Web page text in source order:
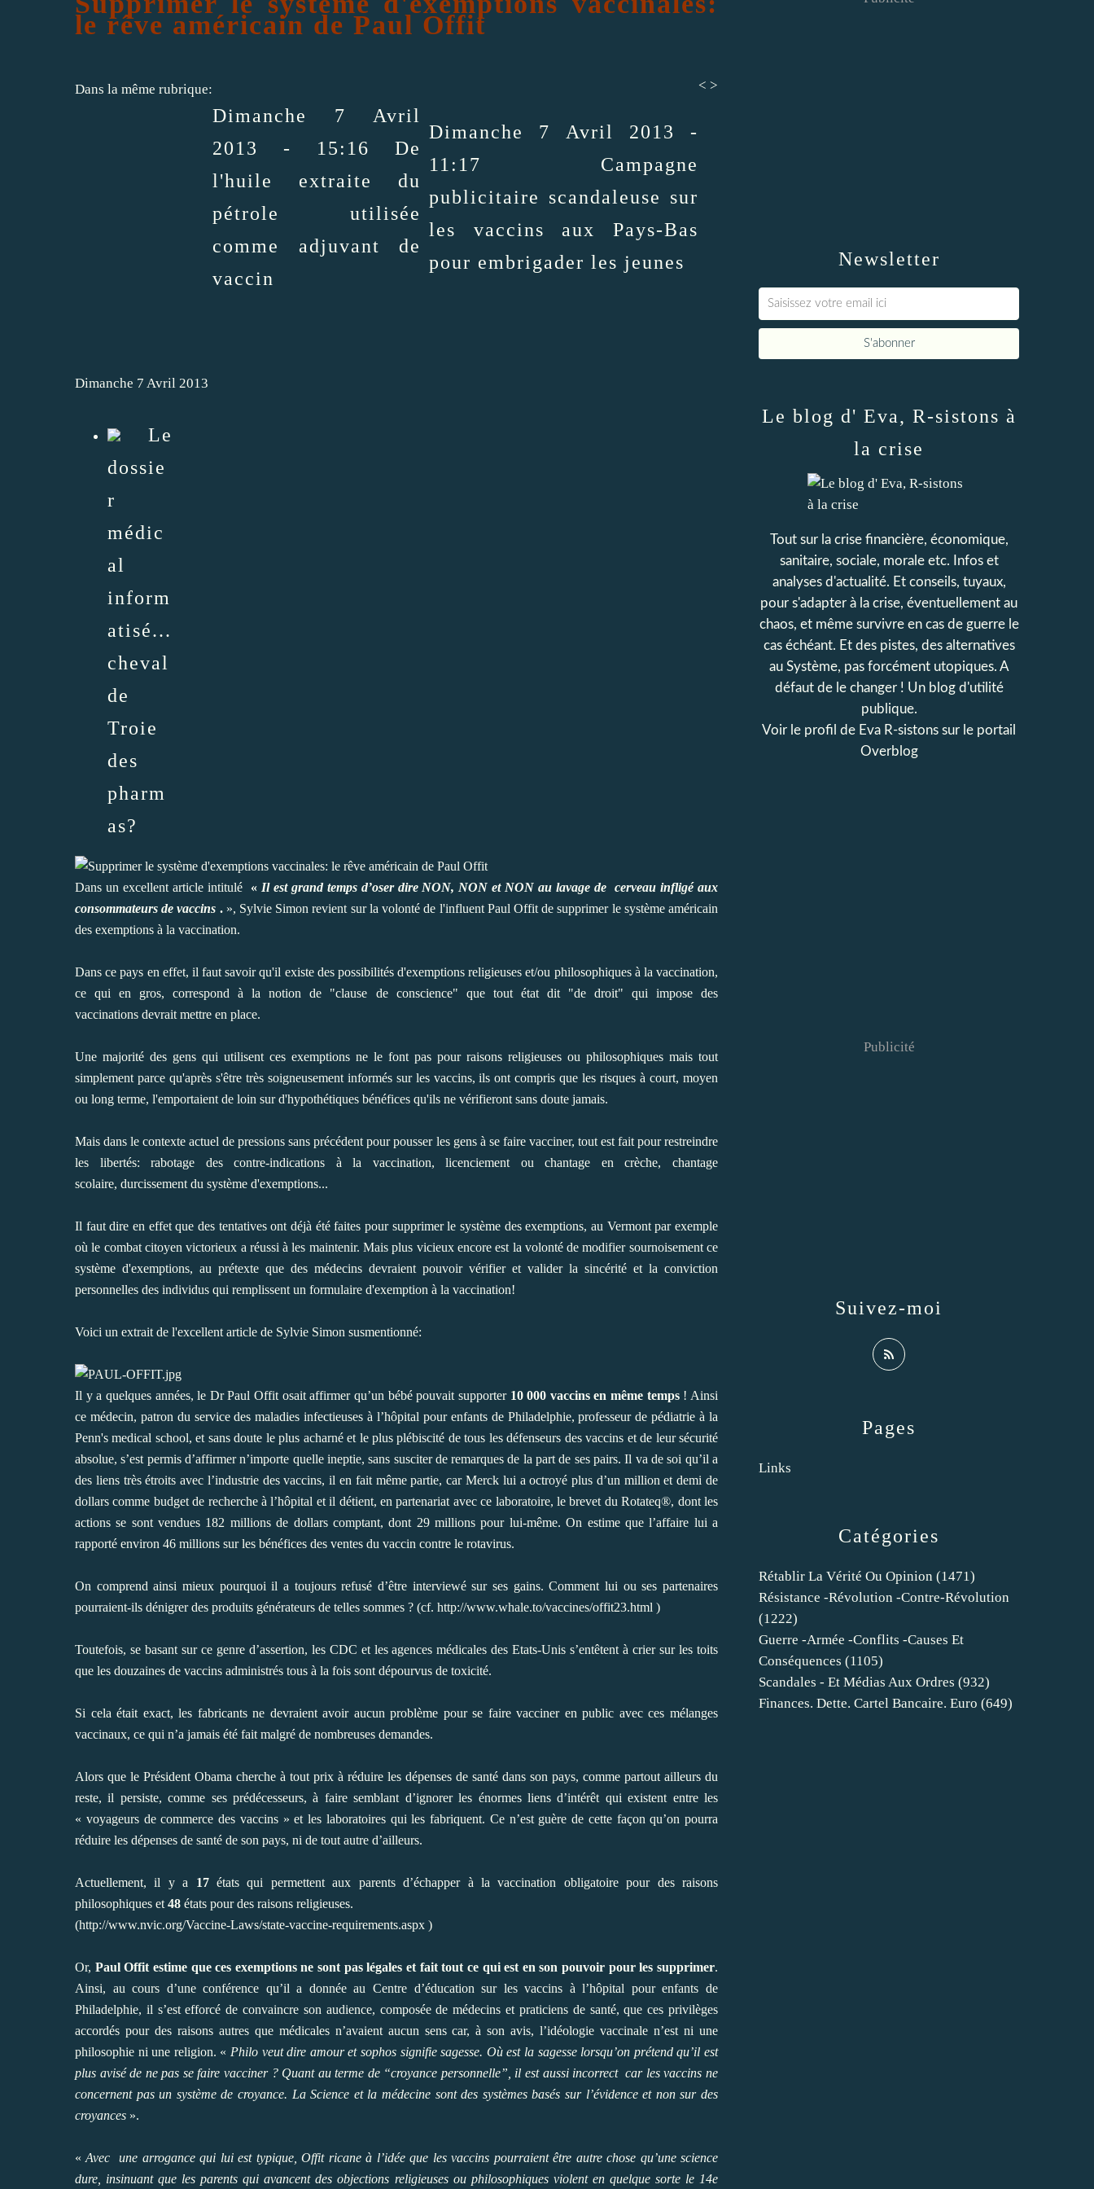
le rêve américain de Paul Offit
Dans la même rubrique: < >
Dimanche 7 Avril
2013 - 15:16
De
l'huile extraite du
pétrole utilisée
comme adjuvant de
vaccin
Dimanche 7 Avril 2013 -
11:17
Campagne
publicitaire scandaleuse sur
les vaccins aux Pays-Bas
pour embrigader les jeunes
Dimanche 7 Avril 2013
Le
dossie
r
médic
al
inform
atisé...
cheval
de
Troie
des
pharm
as?
Dans un excellent article intitulé « Il est grand temps d’oser dire NON, NON et NON au lavage de cerveau infligé aux
consommateurs de vaccins . », Sylvie Simon revient sur la volonté de l'influent Paul Offit de supprimer le système américain
des exemptions à la vaccination.
Dans ce pays en effet, il faut savoir qu'il existe des possibilités d'exemptions religieuses et/ou philosophiques à la vaccination,
ce qui en gros, correspond à la notion de "clause de conscience" que tout état dit "de droit" qui impose des
vaccinations devrait mettre en place.
Une majorité des gens qui utilisent ces exemptions ne le font pas pour raisons religieuses ou philosophiques mais tout
simplement parce qu'après s'être très soigneusement informés sur les vaccins, ils ont compris que les risques à court, moyen
ou long terme, l'emportaient de loin sur d'hypothétiques bénéfices qu'ils ne vérifieront sans doute jamais.
Mais dans le contexte actuel de pressions sans précédent pour pousser les gens à se faire vacciner, tout est fait pour restreindre
les libertés: rabotage des contre-indications à la vaccination,licenciement ou chantage en crèche,chantage
scolaire, durcissement du système d'exemptions...
Il faut dire en effet que des tentatives ont déjà été faites pour supprimer le système des exemptions, au Vermont par exemple
où le combat citoyen victorieux a réussi à les maintenir. Mais plus vicieux encore est la volonté demodifier sournoisement ce
système d'exemptions, au prétexte que des médecins devraient pouvoir vérifier et valider la sincérité et la conviction
personnelles des individus qui remplissent un formulaire d'exemption à la vaccination!
Voici un extrait de l'excellent article de Sylvie Simon susmentionné:
Il y a quelques années, le Dr Paul Offit osait affirmer qu’un bébé pouvait supporter 10 000 vaccins en même temps! Ainsi
ce médecin, patron du service des maladies infectieuses à l’hôpital pour enfants de Philadelphie, professeur de pédiatrie à la
Penn's medical school, et sans doute le plus acharné et le plus plébiscité de tous les défenseurs des vaccins et de leur sécurité
absolue, s’est permis d’affirmer n’importe quelle ineptie, sans susciter de remarques de la part de ses pairs. Il va de soi qu’il a
des liens très étroits avec l’industrie des vaccins, il en fait même partie, car Merck lui a octroyé plus d’un million et demi de
dollars comme budget de recherche à l’hôpital et il détient, en partenariat avec ce laboratoire, le brevet du Rotateq®, dont les
actions se sont vendues 182 millions de dollars comptant, dont 29 millions pour lui-même. On estime que l’affaire lui a
rapporté environ 46 millions sur les bénéfices des ventes du vaccin contre le rotavirus.
On comprend ainsi mieux pourquoi il a toujours refusé d’être interviewé sur ses gains. Comment lui ou ses partenaires
pourraient-ils dénigrer des produits générateurs de telles sommes ? (cf. http://www.whale.to/vaccines/offit23.html )
Toutefois, se basant sur ce genre d’assertion, les CDC et les agences médicales des Etats-Unis s’entêtent à crier sur les toits
que les douzaines de vaccins administrés tous à la fois sont dépourvus de toxicité.
Si cela était exact, les fabricants ne devraient avoir aucun problème pour se faire vacciner en public avec ces mélanges
vaccinaux, ce qui n’a jamais été fait malgré de nombreuses demandes.
Alors que le Président Obama cherche à tout prix à réduire les dépenses de santé dans son pays, comme partout ailleurs du
reste, il persiste, comme ses prédécesseurs, à faire semblant d’ignorer les énormes liens d’intérêt qui existent entre les
« voyageurs de commerce des vaccins » et les laboratoires qui les fabriquent. Ce n’est guère de cette façon qu’on pourra
réduire les dépenses de santé de son pays, ni de tout autre d’ailleurs.
Actuellement, il y a 17états qui permettent aux parents d’échapper à la vaccination obligatoire pour des raisons
philosophiques et 48 états pour des raisons religieuses.
(http://www.nvic.org/Vaccine-Laws/state-vaccine-requirements.aspx )
Or, Paul Offit estime que ces exemptions ne sont pas légales et fait tout ce qui est en son pouvoir pour les supprimer.
Ainsi, au cours d’une conférence qu’il a donnée au Centre d’éducation sur les vaccins à l’hôpital pour enfants de
Philadelphie, il s’est efforcé de convaincre son audience, composée de médecins et praticiens de santé, que ces privilèges
accordés pour des raisons autres que médicales n’avaient aucun sens car, à son avis, l’idéologie vaccinale n’est ni une
philosophie ni une religion. « Philo veut dire amour et sophos signifie sagesse. Où est la sagesse lorsqu’on prétend qu’il est
plus avisé de ne pas se faire vacciner ? Quant au terme de “croyance personnelle”, il est aussi incorrect car les vaccins ne
concernent pas un système de croyance. La Science et la médecine sont des systèmes basés sur l’évidence et non sur des
croyances ».
«Avec une arrogance qui lui est typique, Offit ricane à l’idée que les vaccins pourraient être autre chose qu’une science
dure, insinuant que les parents qui avancent des objections religieuses ou philosophiques violent en quelque sorte le 14e
Newsletter
Catégories
Rétablir La Vérité Ou Opinion (1471)
Résistance -révolution -contre-Révolution
(1222)
Guerre -armée -conflits -causes Et
Conséquences (1105)
Scandales - Et Médias Aux Ordres (932)
Finances. Dette. Cartel Bancaire. Euro (649)
Pages
Links
Le blog d' Eva, R-sistons à
la crise
Tout sur la crise financière, économique,
sanitaire, sociale, morale etc. Infos et
analyses d'actualité. Et conseils, tuyaux,
pour s'adapter à la crise, éventuellement au
chaos, et même survivre en cas de guerre le
cas échéant. Et des pistes, des alternatives
au Système, pas forcément utopiques. A
défaut de le changer ! Un blog d'utilité
publique.
Voir le profil de Eva R-sistons sur le portail
Overblog
Suivez-moi
Publicité